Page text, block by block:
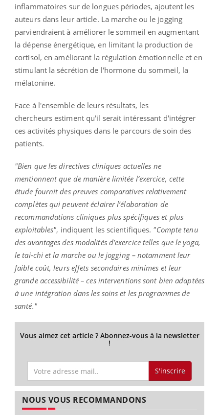
inflammatoires sur de longues périodes, ajoutent les
auteurs dans leur article. La marche ou le jogging
parviendraient à améliorer le sommeil en augmentant
la dépense énergétique, en limitant la production de
cortisol, en améliorant la régulation émotionnelle et en
stimulant la sécrétion de l'hormone du sommeil, la
mélatonine.
Face à l'ensemble de leurs résultats, les
chercheurs estiment qu'il serait intéressant d'intégrer
ces activités physiques dans le parcours de soin des
patients.
"Bien que les directives cliniques actuelles ne
mentionnent que de manière limitée l’exercice, cette
étude fournit des preuves comparatives relativement
complètes qui peuvent éclairer l’élaboration de
recommandations cliniques plus spécifiques et plus
exploitables", indiquent les scientifiques. "Compte tenu
des avantages des modalités d’exercice telles que le yoga,
le tai-chi et la marche ou le jogging – notamment leur
faible coût, leurs effets secondaires minimes et leur
grande accessibilité – ces interventions sont bien adaptées
à une intégration dans les soins et les programmes de
santé."
Vous aimez cet article ? Abonnez-vous à la newsletter
!
S'inscrire
NOUS VOUS RECOMMANDONS